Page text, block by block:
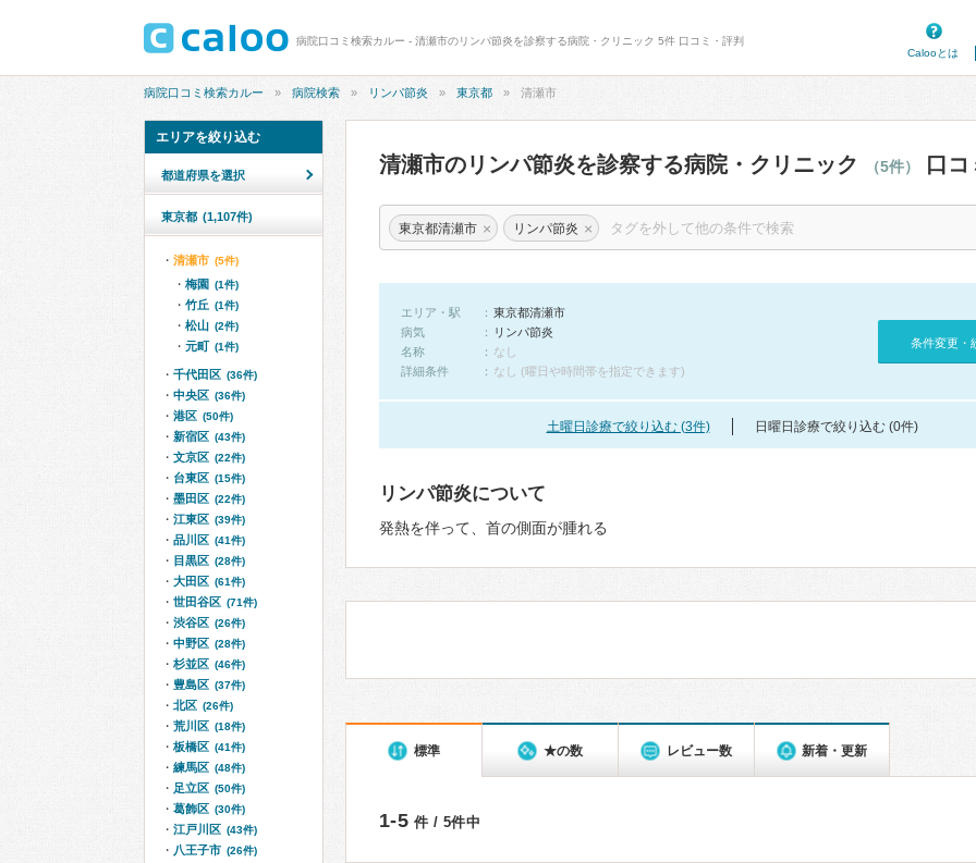
病院口コミ検索カルー - 清瀬市のリンパ節炎を診察する病院・クリニック 5件 口コミ・評判
Calooとは
病院口コミ検索カルー 病院検索 リンパ節炎 東京都 清瀬市
清瀬市のリンパ節炎を診察する病院・クリニック （5件） 口
東京都清瀬市 × リンパ節炎 ×
エリア・駅
東京都清瀬市
病気
リンパ節炎
名称
なし
詳細条件
なし (曜日や時間帯を指定できます)
条件変更・
土曜日診療で絞り込む (3件) 日曜日診療で絞り込む (0件)
リンパ節炎について
発熱を伴って、首の側面が腫れる
標準 ★の数 レビュー数 新着・更新
1-5 件 / 5件中
エリアを絞り込む
都道府県を選択
東京都 (1,107件)
清瀬市 (5件)
梅園 (1件)
竹丘 (1件)
松山 (2件)
元町 (1件)
千代田区 (36件)
中央区 (36件)
港区 (50件)
新宿区 (43件)
文京区 (22件)
台東区 (15件)
墨田区 (22件)
江東区 (39件)
品川区 (41件)
目黒区 (28件)
大田区 (61件)
世田谷区 (71件)
渋谷区 (26件)
中野区 (28件)
杉並区 (46件)
豊島区 (37件)
北区 (26件)
荒川区 (18件)
板橋区 (41件)
練馬区 (48件)
足立区 (50件)
葛飾区 (30件)
江戸川区 (43件)
八王子市 (26件)